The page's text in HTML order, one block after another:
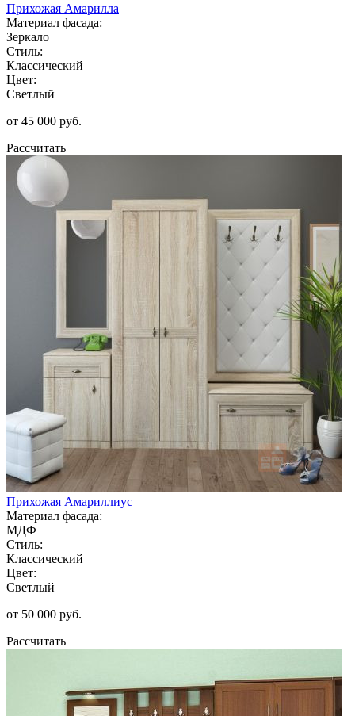
Прихожая Амарилла
Материал фасада:
Зеркало
Стиль:
Классический
Цвет:
Светлый
от 45 000 руб.
Рассчитать
Прихожая Амариллиус
Материал фасада:
МДФ
Стиль:
Классический
Цвет:
Светлый
от 50 000 руб.
Рассчитать